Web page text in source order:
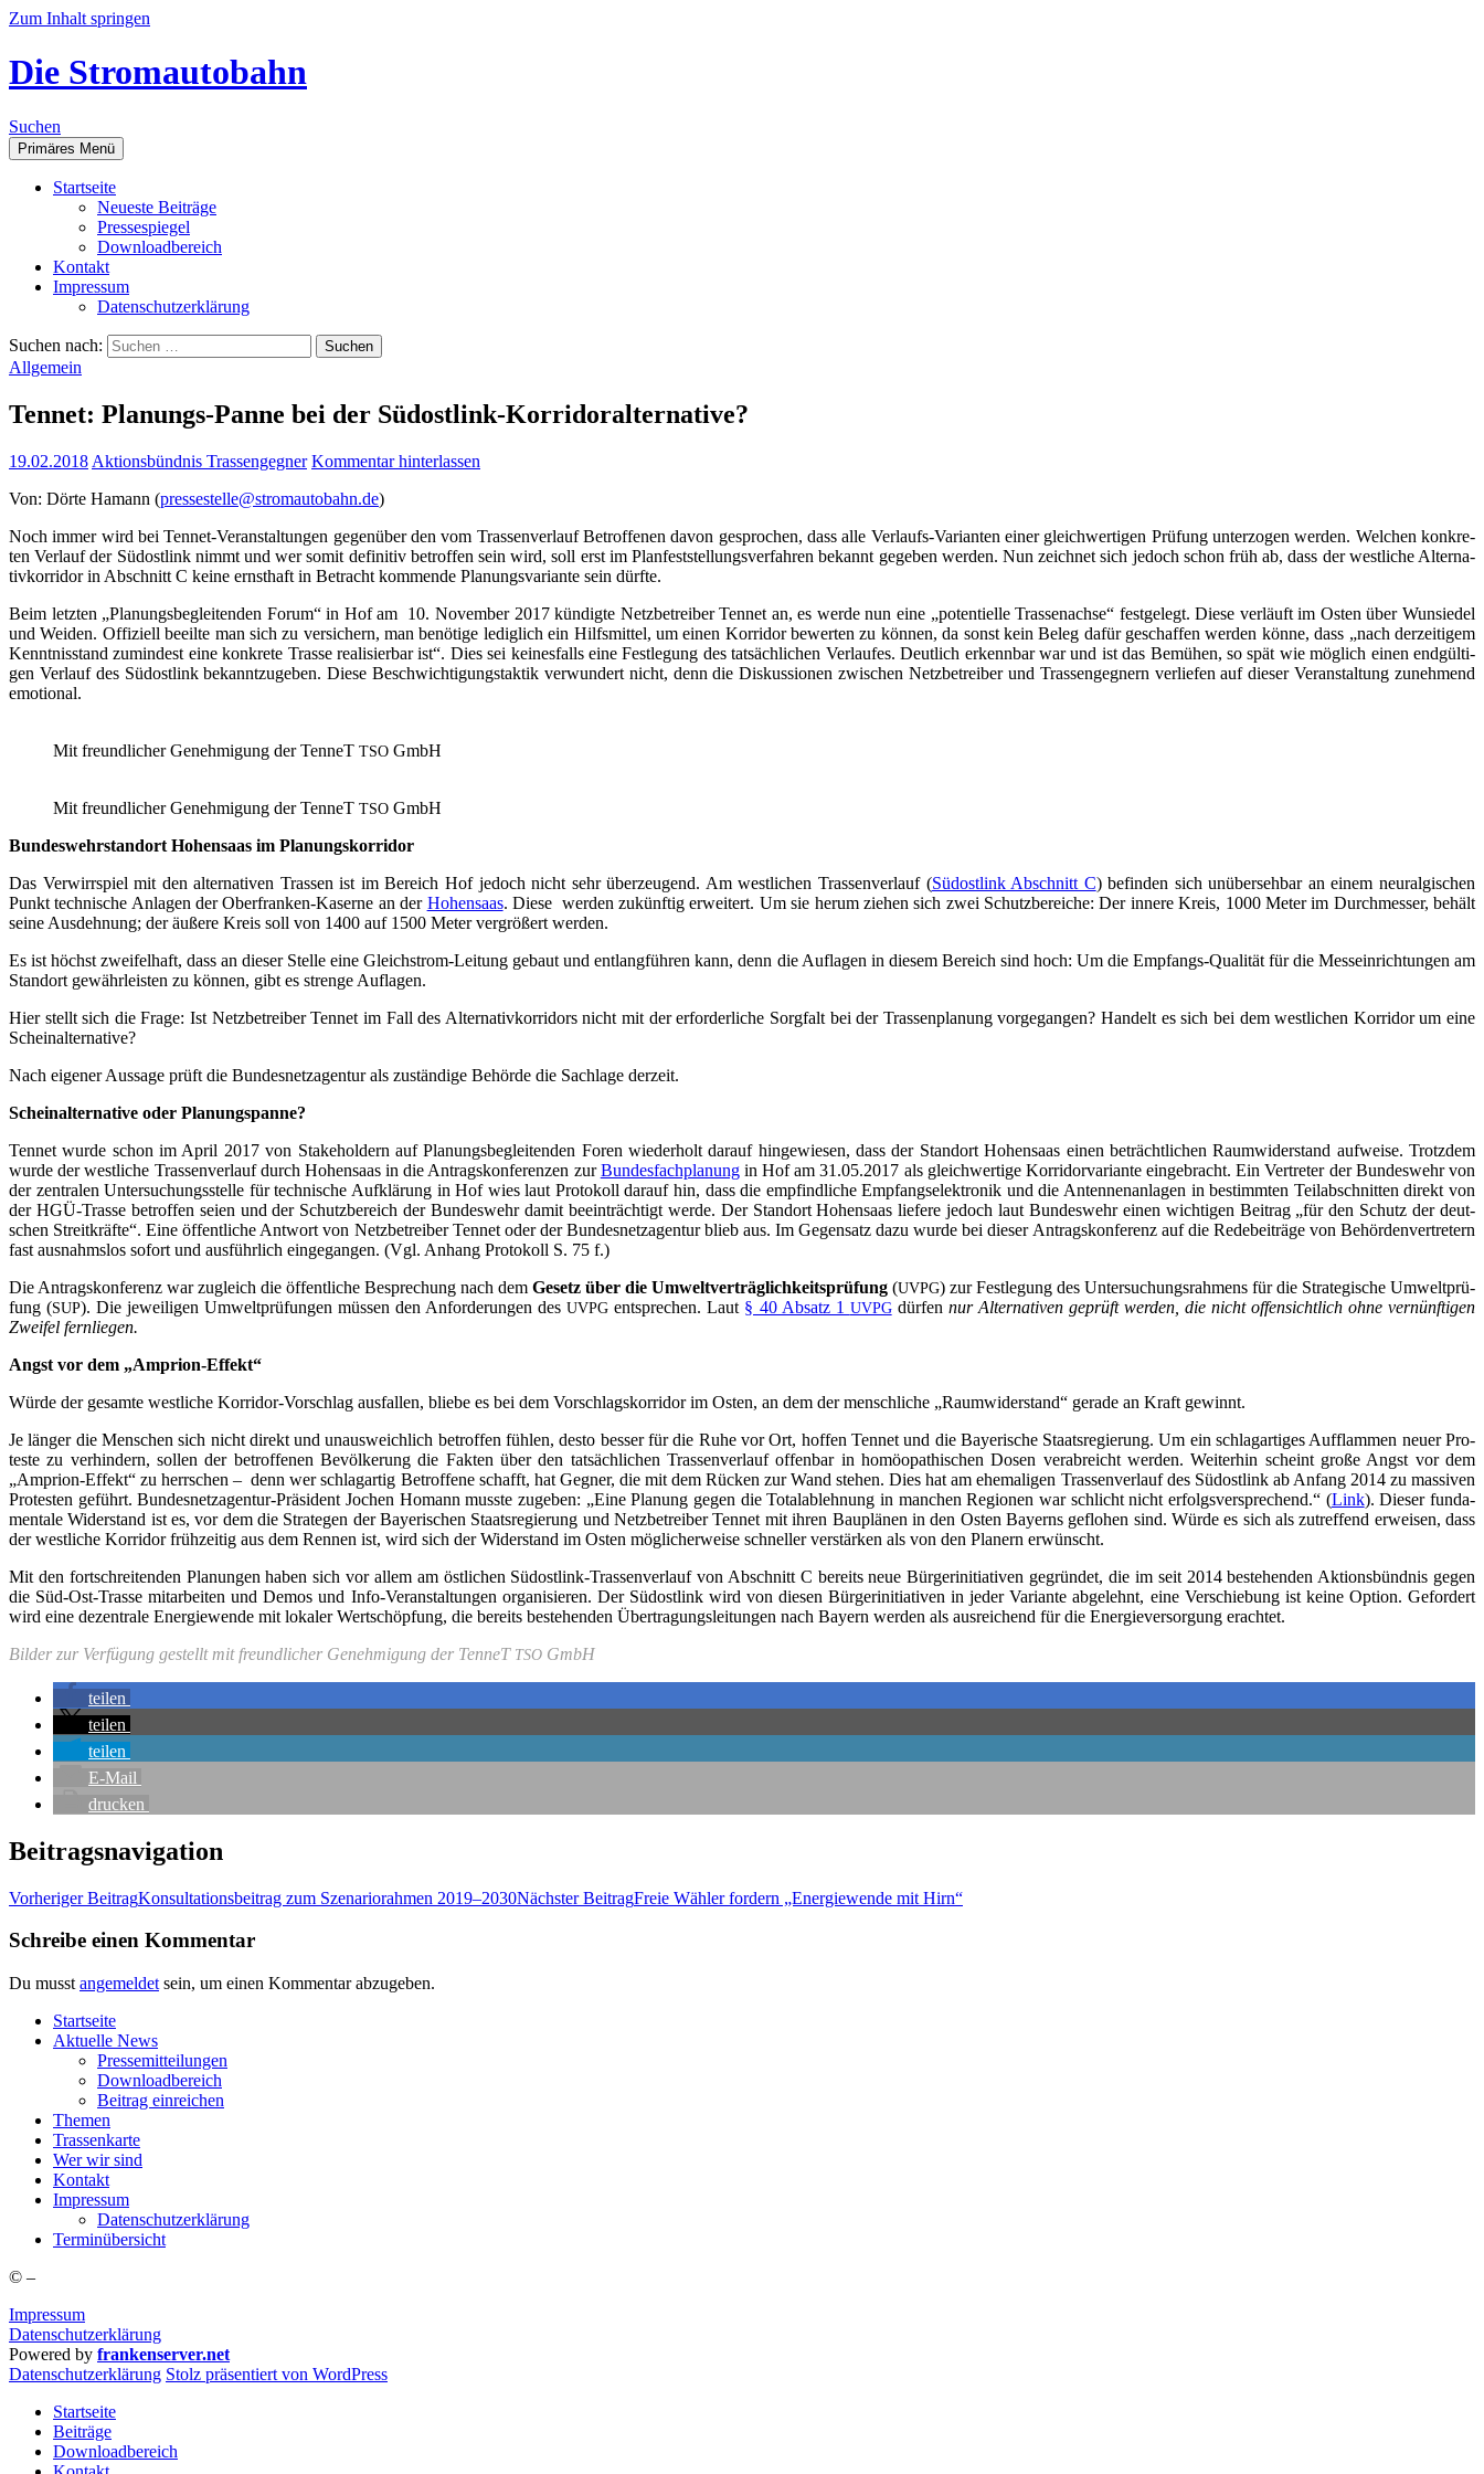
Zum Inhalt springen
Die Stromautobahn
Suchen
Primäres Menü
Start­sei­te
Neu­es­te Beiträge
Pres­se­spie­gel
Down­load­be­reich
Kon­takt
Impres­sum
Daten­schutz­er­klä­rung
Suchen nach:
Allgemein
Ten­net: Pla­nungs-Pan­ne bei der Südostlink-Korridoralternative?
19.02.2018 Aktionsbündnis Trassengegner Kommentar hinterlassen
Von: Dör­te Hamann (pressestelle@stromautobahn.de)
Noch immer wird bei Ten­net-Ver­an­stal­tun­gen gegen­über den vom Tras­sen­ver­lauf Betrof­fe­nen davon gespro­chen, dass alle Ver­laufs-Vari­an­ten einer gleich­wer­ti­gen Prü­fung unter­zo­gen wer­den. Wel­chen kon­kre­
ten Ver­lauf der Süd­ost­link nimmt und wer somit defi­ni­tiv betrof­fen sein wird, soll erst im Plan­fest­stel­lungs­ver­fah­ren bekannt gege­ben wer­den. Nun zeich­net sich jedoch schon früh ab, dass der west­li­che Alter­na­
tiv­kor­ri­dor in Abschnitt C kei­ne ernst­haft in Betracht kom­men­de Pla­nungs­va­ri­an­te sein dürfte.
Beim letz­ten „Pla­nungs­be­glei­ten­den Forum“ in Hof am 10. Novem­ber 2017 kün­dig­te Netz­be­trei­ber Ten­net an, es wer­de nun eine „poten­ti­el­le Tras­sen­ach­se“ fest­ge­legt. Die­se ver­läuft im Osten über Wun­sie­del
und Wei­den. Offi­zi­ell beeil­te man sich zu ver­si­chern, man benö­ti­ge ledig­lich ein Hilfs­mit­tel, um einen Kor­ri­dor bewer­ten zu kön­nen, da sonst kein Beleg dafür geschaf­fen wer­den kön­ne, dass „nach der­zei­ti­gem
Kennt­nis­stand zumin­dest eine kon­kre­te Tras­se rea­li­sier­bar ist“. Dies sei kei­nes­falls eine Fest­le­gung des tat­säch­li­chen Ver­lau­fes. Deut­lich erkenn­bar war und ist das Bemü­hen, so spät wie mög­lich einen end­gül­ti­
gen Ver­lauf des Süd­ost­link bekannt­zu­ge­ben. Die­se Beschwich­ti­gungs­tak­tik ver­wun­dert nicht, denn die Dis­kus­sio­nen zwi­schen Netz­be­trei­ber und Tras­sen­geg­nern ver­lie­fen auf die­ser Ver­an­stal­tung zuneh­mend
emotional.
Mit freund­li­cher Geneh­mi­gung der Ten­neT TSO GmbH
Mit freund­li­cher Geneh­mi­gung der Ten­neT TSO GmbH
Bun­des­wehr­stand­ort Hohen­saas im Planungskorridor
Das Ver­wirr­spiel mit den alter­na­ti­ven Tras­sen ist im Bereich Hof jedoch nicht sehr über­zeu­gend. Am west­li­chen Tras­sen­ver­lauf (Süd­ost­link Abschnitt C) befin­den sich unüber­seh­bar an einem neur­al­gi­schen
Punkt tech­ni­sche Anla­gen der Ober­fran­ken-Kaser­ne an der Hohen­saas. Die­se wer­den zukünf­tig erwei­tert. Um sie her­um zie­hen sich zwei Schutz­be­rei­che: Der inne­re Kreis, 1000 Meter im Durch­mes­ser, behält
sei­ne Aus­deh­nung; der äuße­re Kreis soll von 1400 auf 1500 Meter ver­grö­ßert werden.
Es ist höchst zwei­fel­haft, dass an die­ser Stel­le eine Gleich­strom-Lei­tung gebaut und ent­lang­füh­ren kann, denn die Auf­la­gen in die­sem Bereich sind hoch: Um die Emp­fangs-Qua­li­tät für die Mess­ein­rich­tun­gen am
Stand­ort gewähr­leis­ten zu kön­nen, gibt es stren­ge Auflagen.
Hier stellt sich die Fra­ge: Ist Netz­be­trei­ber Ten­net im Fall des Alter­na­tiv­kor­ri­dors nicht mit der erfor­der­li­che Sorg­falt bei der Tras­sen­pla­nung vor­ge­gan­gen? Han­delt es sich bei dem west­li­chen Kor­ri­dor um eine
Scheinalternative?
Nach eige­ner Aus­sa­ge prüft die Bun­des­netz­agen­tur als zustän­di­ge Behör­de die Sach­la­ge derzeit.
Schein­al­ter­na­ti­ve oder Planungspanne?
Ten­net wur­de schon im April 2017 von Stake­hol­dern auf Pla­nungs­be­glei­ten­den Foren wie­der­holt dar­auf hin­ge­wie­sen, dass der Stand­ort Hohen­saas einen beträcht­li­chen Raum­wi­der­stand auf­wei­se. Trotz­dem
wur­de der west­li­che Tras­sen­ver­lauf durch Hohen­saas in die Antrags­kon­fe­ren­zen zurBun­des­fach­pla­nungin Hof am 31.05.2017 als gleich­wer­ti­ge Kor­ri­dor­va­ri­an­te ein­ge­bracht. Ein Ver­tre­ter der Bun­des­wehr von
der zen­tra­len Unter­su­chungs­stel­le für tech­ni­sche Auf­klä­rung in Hof wies laut Pro­to­koll dar­auf hin, dass die emp­find­li­che Emp­fangs­elek­tro­nik und die Anten­nen­an­la­gen in bestimm­ten Teil­ab­schnit­ten direkt von
der HGÜ-Tras­se betrof­fen sei­en und der Schutz­be­reich der Bun­des­wehr damit beein­träch­tigt wer­de. Der Stand­ort Hohen­saas lie­fe­re jedoch laut Bun­des­wehr einen wich­ti­gen Bei­trag „für den Schutz der deut­
schen Streit­kräf­te“. Eine öffent­li­che Ant­wort von Netz­be­trei­ber Ten­net oder der Bun­des­netz­agen­tur blieb aus. Im Gegen­satz dazu wur­de bei die­ser Antrags­kon­fe­renz auf die Rede­bei­trä­ge von Behör­den­ver­tre­tern
fast aus­nahms­los sofort und aus­führ­lich ein­ge­gan­gen. (Vgl. Anhang Pro­to­koll S. 75 f.)
Die Antrags­kon­fe­renz war zugleich die öffent­li­che Be­sprechung nach dem Gesetz über die Umwelt­ver­träg­lich­keits­prü­fung (UVPG) zur Fest­le­gung des Unter­su­chungs­rah­mens für die Stra­te­gi­sche Umwelt­prü­
fung (SUP). Die jewei­li­gen Umwelt­prü­fun­gen müs­sen den Anforderun­gen desUVPG ent­spre­chen. Laut § 40 Absatz 1 UVPGdür­fen nur Alter­na­ti­ven geprüft wer­den, die nicht offen­sicht­lich ohne ver­nünf­ti­gen
Zwei­fel fernliegen.
Angst vor dem „Ampri­on-Effekt“
Wür­de der gesam­te west­li­che Kor­ri­dor-Vor­schlag aus­fal­len, blie­be es bei dem Vor­schlags­kor­ri­dor im Osten, an dem der mensch­li­che „Raum­wi­der­stand“ gera­de an Kraft gewinnt.
Je län­ger die Men­schen sich nicht direkt und unaus­weich­lich betrof­fen füh­len, des­to bes­ser für die Ruhe vor Ort, hof­fen Ten­net und die Baye­ri­sche Staats­re­gie­rung. Um ein schlag­ar­ti­ges Auf­flam­men neu­er Pro­
tes­te zu ver­hin­dern, sol­len der betrof­fe­nen Bevöl­ke­rung die Fak­ten über den tat­säch­li­chen Tras­sen­ver­lauf offen­bar in homöo­pa­thi­schen Dosen ver­ab­reicht wer­den. Wei­ter­hin scheint gro­ße Angst vor dem
„Ampri­on-Effekt“ zu herr­schen – denn wer schlag­ar­tig Betrof­fe­ne schafft, hat Geg­ner, die mit dem Rücken zur Wand ste­hen. Dies hat am ehe­ma­li­gen Tras­sen­ver­lauf des Süd­ost­link ab Anfang 2014 zu mas­si­ven
Pro­tes­ten geführt. Bun­des­netz­agen­tur-Prä­si­dent Jochen Homann muss­te zuge­ben: „Eine Pla­nung gegen die Total­ab­leh­nung in man­chen Regio­nen war schlicht nicht erfolgs­ver­spre­chend.“ (Link). Die­ser fun­da­
men­ta­le Wider­stand ist es, vor dem die Stra­te­gen der Baye­ri­schen Staats­re­gie­rung und Netz­be­trei­ber Ten­net mit ihren Bau­plä­nen in den Osten Bay­erns geflo­hen sind. Wür­de es sich als zutref­fend erwei­sen, dass
der west­li­che Kor­ri­dor früh­zei­tig aus dem Ren­nen ist, wird sich der Wider­stand im Osten mög­li­cher­wei­se schnel­ler ver­stär­ken als von den Pla­nern erwünscht.
Mit den fort­schrei­ten­den Pla­nun­gen haben sich vor allem am öst­li­chen Süd­ost­link-Tras­sen­ver­lauf von Abschnitt C bereits neue Bür­ger­initia­ti­ven gegrün­det, die im seit 2014 bestehen­den Akti­ons­bünd­nis gegen
die Süd-Ost-Tras­se mit­ar­bei­ten und Demos und Info-Ver­an­stal­tun­gen orga­ni­sie­ren. Der Süd­ost­link wird von die­sen Bür­ger­initia­ti­ven in jeder Vari­an­te abge­lehnt, eine Ver­schie­bung ist kei­ne Opti­on. Gefor­dert
wird eine dezen­tra­le Ener­gie­wen­de mit loka­ler Wert­schöp­fung, die bereits bestehen­den Über­tra­gungs­lei­tun­gen nach Bay­ern wer­den als aus­rei­chend für die Ener­gie­ver­sor­gung erachtet.
Bil­der zur Ver­fü­gung gestellt mit freund­li­cher Geneh­mi­gung der Ten­neT TSO GmbH
tei­len
tei­len
tei­len
E‑Mail
dru­cken
Beitragsnavigation
Vorheriger BeitragKon­sul­ta­ti­ons­bei­trag zum Sze­na­rio­rah­men 2019–2030Nächster BeitragFreie Wäh­ler for­dern „Ener­gie­wen­de mit Hirn“
Schreibe einen Kommentar
Du musst angemeldet sein, um einen Kommentar abzugeben.
Start­sei­te
Aktu­el­le News
Pres­se­mit­tei­lun­gen
Down­load­be­reich
Bei­trag einreichen
The­men
Tras­sen­kar­te
Wer wir sind
Kon­takt
Impres­sum
Daten­schutz­er­klä­rung
Ter­min­über­sicht
© –
Impressum
Datenschutzerklärung
Powered by frankenserver.net
Daten­schutz­er­klä­rung Stolz präsentiert von WordPress
Startseite
Beiträge
Downloadbereich